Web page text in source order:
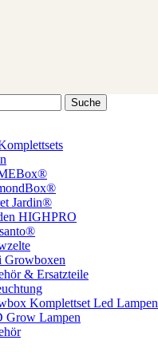
Suche
Jardin®
HIGHPRO
Growboxen
& Ersatzteile
Komplettset Led Lampen
Grow Lampen